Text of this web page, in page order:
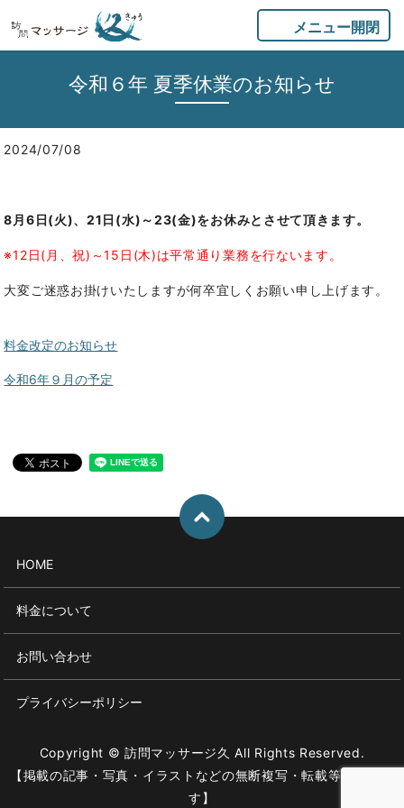
メニュー開閉
令和６年 夏季休業のお知らせ
2024/07/08
8月6日(火)、21日(水)～23(金)をお休みとさせて頂きます。
※12日(月、祝)～15日(木)は平常通り業務を行ないます。
大変ご迷惑お掛けいたしますが何卒宜しくお願い申し上げます。
料金改定のお知らせ
令和6年９月の予定
HOME
料金について
お問い合わせ
プライバシーポリシー
Copyright © 訪問マッサージ久 All Rights Reserved.
【掲載の記事・写真・イラストなどの無断複写・転載等を禁じま
す】